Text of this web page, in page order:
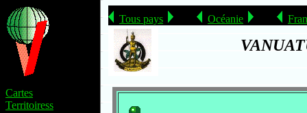
Tous pays Océanie
Cartes
Territoiress